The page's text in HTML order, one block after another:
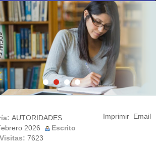
AUTORIDADES
2026
Escrito
Visitas: 7623
Imprimir Email